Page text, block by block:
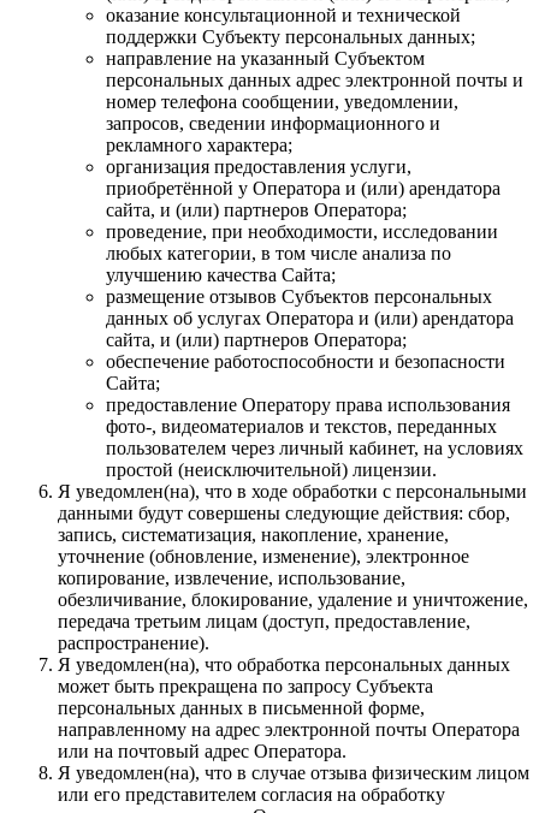
оказание консультационной и технической
поддержки Субъекту персональных данных;
направление на указанный Субъектом
персональных данных адрес электронной почты и
номер телефона сообщении, уведомлении,
запросов, сведении информационного и
рекламного характера;
организация предоставления услуги,
приобретённой у Оператора и (или) арендатора
сайта, и (или) партнеров Оператора;
проведение, при необходимости, исследовании
любых категории, в том числе анализа по
улучшению качества Сайта;
размещение отзывов Субъектов персональных
данных об услугах Оператора и (или) арендатора
сайта, и (или) партнеров Оператора;
обеспечение работоспособности и безопасности
Сайта;
предоставление Оператору права использования
фото-, видеоматериалов и текстов, переданных
пользователем через личный кабинет, на условиях
простой (неисключительной) лицензии.
Я уведомлен(на), что в ходе обработки с персональными
данными будут совершены следующие действия: сбор,
запись, систематизация, накопление, хранение,
уточнение (обновление, изменение), электронное
копирование, извлечение, использование,
обезличивание, блокирование, удаление и уничтожение,
передача третьим лицам (доступ, предоставление,
распространение).
Я уведомлен(на), что обработка персональных данных
может быть прекращена по запросу Субъекта
персональных данных в письменной форме,
направленному на адрес электронной почты Оператора
или на почтовый адрес Оператора.
Я уведомлен(на), что в случае отзыва физическим лицом
или его представителем согласия на обработку